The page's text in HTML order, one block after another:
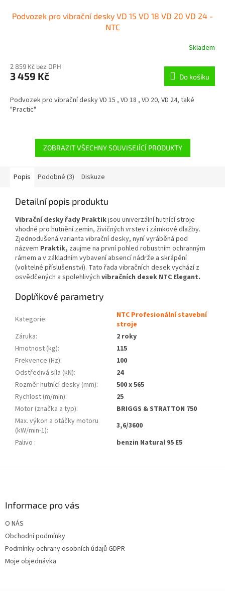
Podvozek pro vibrační desky VD 15 VD 18 VD 20 VD 24 -
NTC
Skladem
2 859 Kč bez DPH
3 459 Kč Do košíku
Podvozek pro vibrační desky VD 15 , VD 18 , VD 20, VD 24, také
"Practic"
ZOBRAZIT VŠECHNY SOUVISEJÍCÍ PRODUKTY
Popis Podobné (3) Diskuze
Detailní popis produktu
Vibrační desky řady Praktikjsou univerzální hutnící stroje
vhodné pro hutnění zemin, živičných vrstev i zámkové dlažby.
Zjednodušená varianta vibrační desky, nyní vyráběná pod
názvem Praktik, zaujme na první pohled robustním ochranným
rámem a v základním vybavení absencí nádrže a skrápění
(volitelné příslušenství). Tato řada vibračních desek vychází z
osvědčených a spolehlivých vibračních desek NTC Elegant.
Doplňkové parametry
Kategorie:
NTC Profesionální stavební
stroje
Záruka:
2 roky
Hmotnost (kg):
115
Frekvence (Hz):
100
Odstředivá síla (kN):
24
Rozměr hutnící desky (mm):
500 x 565
Rychlost (m/min):
25
Motor (značka a typ):
BRIGGS & STRATTON 750
Max. výkon a otáčky motoru
(kW/min-1):
3,6/3600
Palivo : benzin Natural 95 E5
Informace pro vás
O NÁS
Obchodní podmínky
Podmínky ochrany osobních údajů GDPR
Moje objednávka